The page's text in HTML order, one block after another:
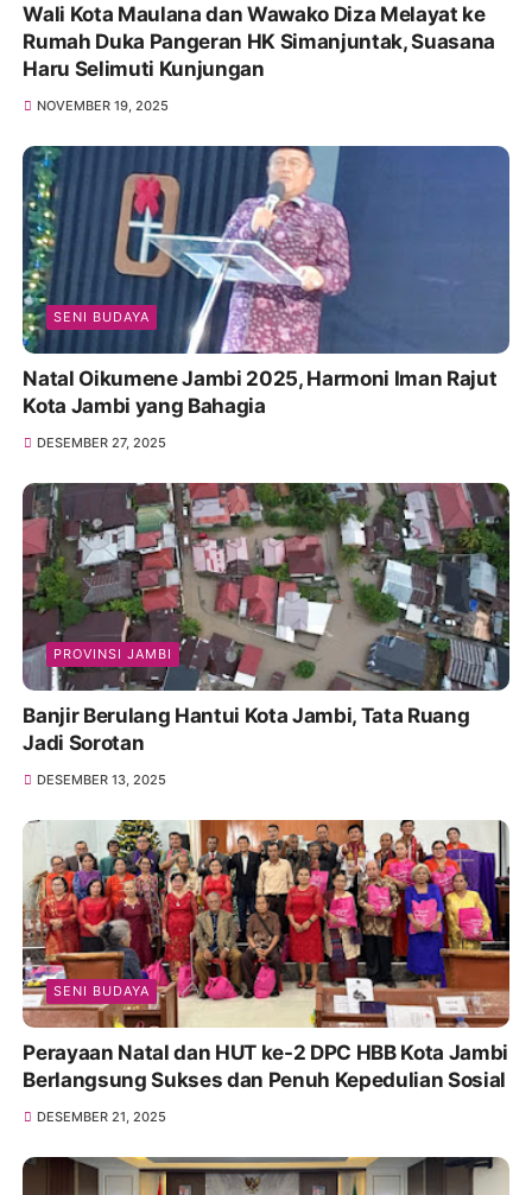
Wali Kota Maulana dan Wawako Diza Melayat ke
Rumah Duka Pangeran HK Simanjuntak, Suasana
Haru Selimuti Kunjungan
NOVEMBER 19, 2025
SENI BUDAYA
Natal Oikumene Jambi 2025, Harmoni Iman Rajut
Kota Jambi yang Bahagia
DESEMBER 27, 2025
PROVINSI JAMBI
Banjir Berulang Hantui Kota Jambi, Tata Ruang
Jadi Sorotan
DESEMBER 13, 2025
SENI BUDAYA
Perayaan Natal dan HUT ke-2 DPC HBB Kota Jambi
Berlangsung Sukses dan Penuh Kepedulian Sosial
DESEMBER 21, 2025